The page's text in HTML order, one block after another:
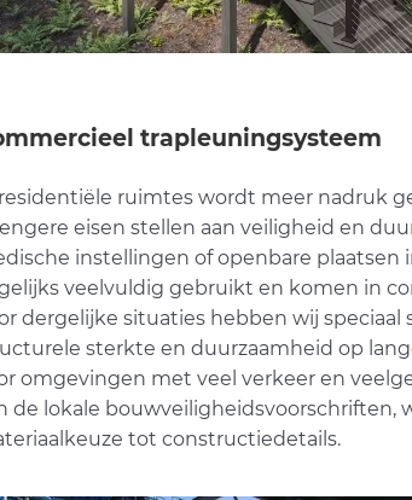
trapleuningsysteem
ruimtes wordt meer nadruk
eisen stellen aan veiligheid en
instellingen of openbare
veelvuldig gebruikt en komen in
dergelijke situaties hebben wij
sterkte en duurzaamheid op
omgevingen met veel verkeer en
de lokale bouwveiligheidsvoorschriften,
tot constructiedetails.